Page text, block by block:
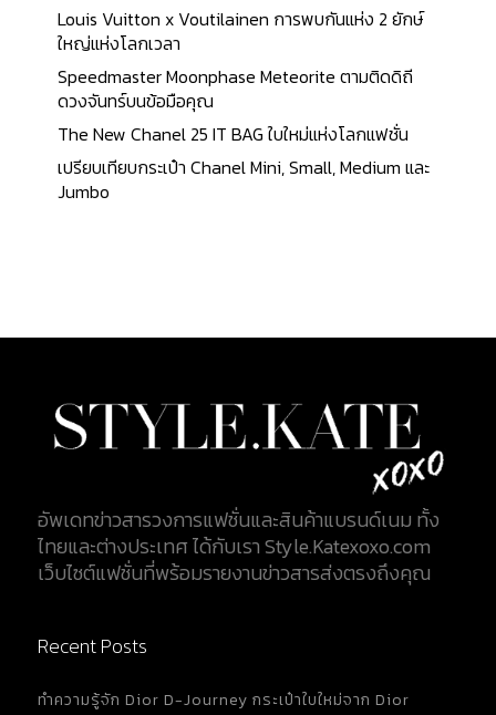
ถึงราคาของกระเป๋ารุ่นนี้ที่ทำให้มันกลายเป็นตัวเลือก
ยอดนิยมสำหรับแฟชั่นนิสต้าในปีนี้ Louis Vuitton All In
Louis Vuitton All In เป็นหนึ่งในกระเป๋าใหม่ที่ได้รับ
ความนิยมอย่างรวดเร็วจาก Louis Vuitton รุ่นนี้ได้รับ
การเปิดตัวครั้งแรกใน ปี 2021 ภายใต้การออกแบบที่ทัน
สมัยและตอบโจทย์การใช้งานในชีวิตประจำวัน โดย
Louis Vuitton All In ได้รับแรงบันดาลใจจากดีไซน์ที่มุ่ง
เน้นการใช้งานที่หลากหลายและสะดวกสบาย ทั้งในแง่
Monogram อันเป็นเอกลักษณ์ของแบรนด์ Louis
ๆ อีกทั้งยังมีวัสดุอีกหลากหลายให้เลือกในรุ่น All in BB
รายละเอียดดีไซน์: ...
Louis Vuitton x Voutilainen การพบกันแห่ง 2 ยักษ์
ใหญ่แห่งโลกเวลา
Speedmaster Moonphase Meteorite ตามติดดิถี
ดวงจันทร์บนข้อมือคุณ
The New Chanel 25 IT BAG ใบใหม่แห่งโลกแฟชั่น
เปรียบเทียบกระเป๋า Chanel Mini, Small, Medium และ
Jumbo
อัพเดทข่าวสารวงการแฟชั่นและสินค้าแบรนด์เนม ทั้ง
ไทยและต่างประเทศ ได้กับเรา Style.Katexoxo.com
เว็บไซต์แฟชั่นที่พร้อมรายงานข่าวสารส่งตรงถึงคุณ
Recent Posts
ทำความรู้จัก Dior D-Journey กระเป๋าใบใหม่จาก Dior